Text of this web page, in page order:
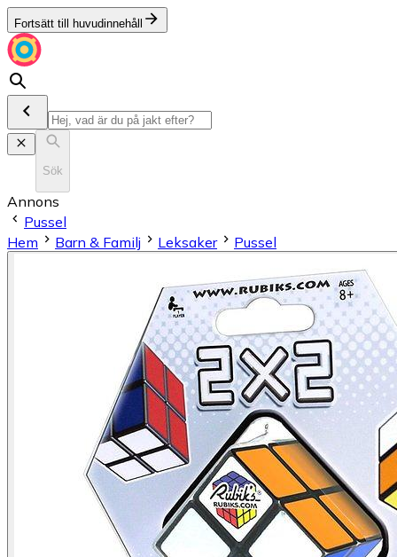
Fortsätt till huvudinnehåll
Sök
Annons
Pussel
Hem
Barn & Familj Leksaker Pussel